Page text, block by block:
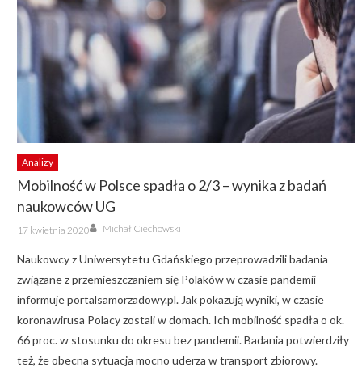
Analizy
Mobilność w Polsce spadła o 2/3 – wynika z badań
naukowców UG
Posted
on
17 kwietnia 2020 Author
Michał Ciechowski
Naukowcy z Uniwersytetu Gdańskiego przeprowadzili badania
związane z przemieszczaniem się Polaków w czasie pandemii –
informuje portalsamorzadowy.pl. Jak pokazują wyniki, w czasie
koronawirusa Polacy zostali w domach. Ich mobilność spadła o ok.
66 proc. w stosunku do okresu bez pandemii. Badania potwierdziły
też, że obecna sytuacja mocno uderza w transport zbiorowy.